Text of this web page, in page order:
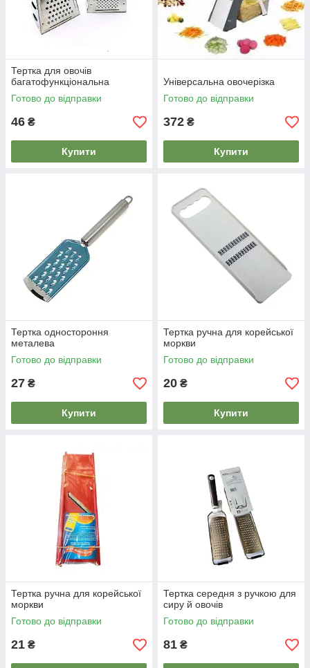
Тертка для овочів
багатофункціональна
Готово до відправки
46 ₴
Купити
Універсальна овочерізка
Готово до відправки
372 ₴
Купити
Тертка одностороння
металева
Готово до відправки
27 ₴
Купити
Тертка ручна для корейської
моркви
Готово до відправки
20 ₴
Купити
Тертка ручна для корейської
моркви
Готово до відправки
21 ₴
Тертка середня з ручкою для
сиру й овочів
Готово до відправки
81 ₴